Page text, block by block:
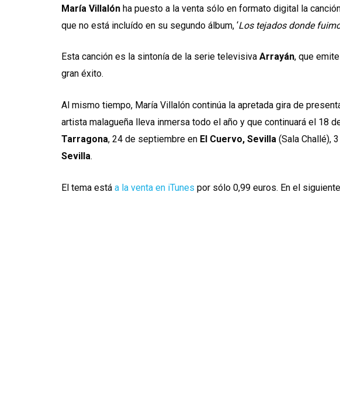
María Villalón ha puesto a la venta sólo en formato digital la canción
que no está incluído en su segundo álbum, ‘Los tejados donde
Esta canción es la sintonía de la serie televisivaArrayán, que emite
gran éxito.
Al mismo tiempo, María Villalón continúa la apretada gira de
artista malagueña lleva inmersa todo el año y que continuará el 18
Tarragona, 24 de septiembre en El Cuervo, Sevilla (Sala Challé),
Sevilla.
El tema estáa la venta en iTunes por sólo 0,99 euros. En el